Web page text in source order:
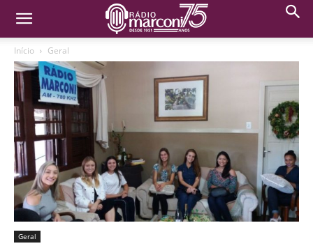
Início Geral
Geral